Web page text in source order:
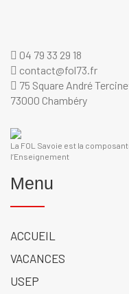
04 79 33 29 18
contact@fol73.fr
75 Square André
73000 Chambéry
La FOL Savoie est la
l’Enseignement
Menu
ACCUEIL
VACANCES
USEP